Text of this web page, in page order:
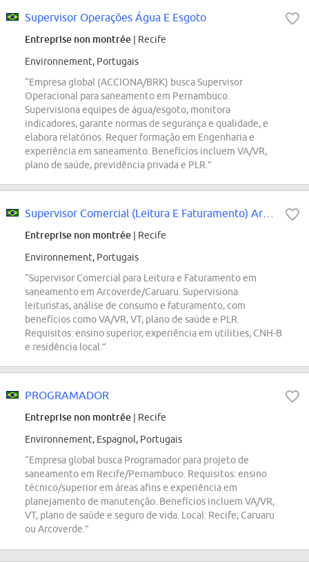
Supervisor Operações Água E Esgoto
Entreprise non montrée | Recife
Environnement, Portugais
“Empresa global (ACCIONA/BRK) busca Supervisor
Operacional para saneamento em Pernambuco.
Supervisiona equipes de água/esgoto, monitora
indicadores, garante normas de segurança e qualidade, e
elabora relatórios. Requer formação em Engenharia e
experiência em saneamento. Benefícios incluem VA/VR,
plano de saúde, previdência privada e PLR.”
Entreprise non montrée | Recife
Environnement, Portugais
“Supervisor Comercial para Leitura e Faturamento em
saneamento em Arcoverde/Caruaru. Supervisiona
leituristas, análise de consumo e faturamento, com
benefícios como VA/VR, VT, plano de saúde e PLR.
Requisitos: ensino superior, experiência em utilities, CNH-B
e residência local.”
PROGRAMADOR
Entreprise non montrée | Recife
Environnement, Espagnol, Portugais
“Empresa global busca Programador para projeto de
saneamento em Recife/Pernambuco. Requisitos: ensino
técnico/superior em áreas afins e experiência em
planejamento de manutenção. Benefícios incluem VA/VR,
VT, plano de saúde e seguro de vida. Local: Recife, Caruaru
ou Arcoverde.”